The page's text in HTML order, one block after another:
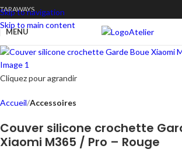
Skip to navigation
Skip to main content
TARAWAYS
MENU Atelier
Cliquez pour agrandir
Accueil Accessoires
Couver silicone crochette
Xiaomi M365 / Pro – Rouge